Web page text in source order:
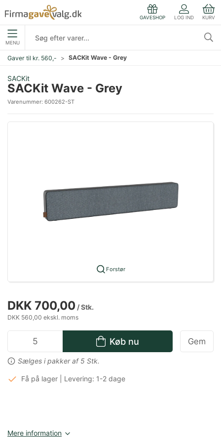
GAVESHOP LOG IND KURV
MENU
Gaver til kr. 560,- SACKit Wave - Grey
SACKit
SACKit Wave - Grey
Varenummer: 600262-ST
Forstør
DKK 700,00 / Stk.
DKK 560,00 ekskl. moms
Køb nu
Sælges i pakker af 5 Stk.
Gem
Få på lager | Levering: 1-2 dage
Mere information